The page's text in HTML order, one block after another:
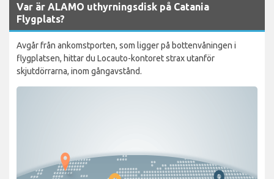
Var är ALAMO uthyrningsdisk på Catania
Flygplats?
Avgår från ankomstporten, som ligger på bottenvåningen i
flygplatsen, hittar du Locauto-kontoret strax utanför
skjutdörrarna, inom gångavstånd.